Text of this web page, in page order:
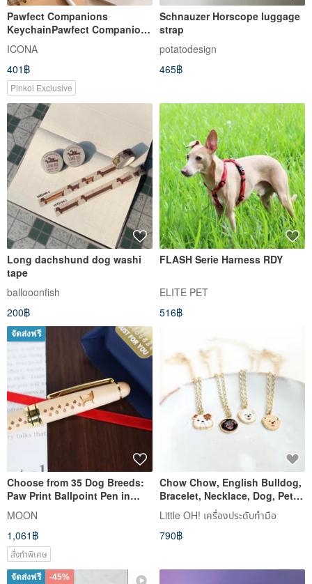
Pawfect Companions
KeychainPawfect Companions
- Border Collie
ICONA
401฿
Pinkoi Exclusive
Schnauzer Horscope luggage
strap
potatodesign
465฿
Long dachshund dog washi
tape
ballooonfish
200฿
FLASH Serie Harness RDY
ELITE PET
516฿
จัดส่งฟรี
Choose from 35 Dog Breeds:
Paw Print Ballpoint Pen in
Maple Wood | Free Engraving |
Ideal for Christmas & Career
Launch Gifts | Complimentary
Gift Wrapping | Free Shipping
MOON
1,061฿
สั่งทำพิเศษ
Chow Chow, English Bulldog,
Bracelet, Necklace, Dog, Pet
Accessories, Birthday Gift,
Eng Dou
Little OH! เครื่องประดับทำมือ
790฿
จัดส่งฟรี -45%